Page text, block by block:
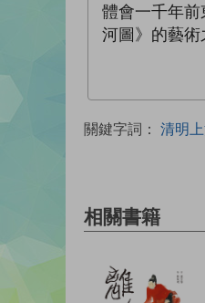
體會一千年
河圖》的藝術
關鍵字詞： 清明
相關書籍